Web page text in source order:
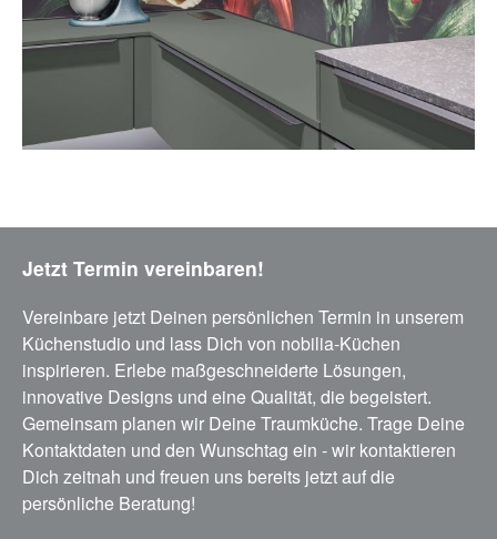
Jetzt Termin vereinbaren!
Vereinbare jetzt Deinen persönlichen Termin in unserem
Küchenstudio und lass Dich von nobilia-Küchen
inspirieren. Erlebe maßgeschneiderte Lösungen,
innovative Designs und eine Qualität, die begeistert.
Gemeinsam planen wir Deine Traumküche. Trage Deine
Kontaktdaten und den Wunschtag ein - wir kontaktieren
Dich zeitnah und freuen uns bereits jetzt auf die
persönliche Beratung!